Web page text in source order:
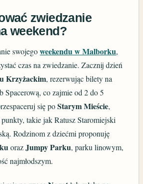
zwiedzanie
weekend?
swojegoweekendu w Malborku,
czas na zwiedzanie. Zacznij dzień
Krzyżackim, rezerwując bilety na
Spacerową, co zajmie od 2 do 5
się poStarym Mieście,
takie jak Ratusz Staromiejski
Rodzinom z dziećmi proponuję
orazJumpy Parku, parku linowym,
najmłodszym.